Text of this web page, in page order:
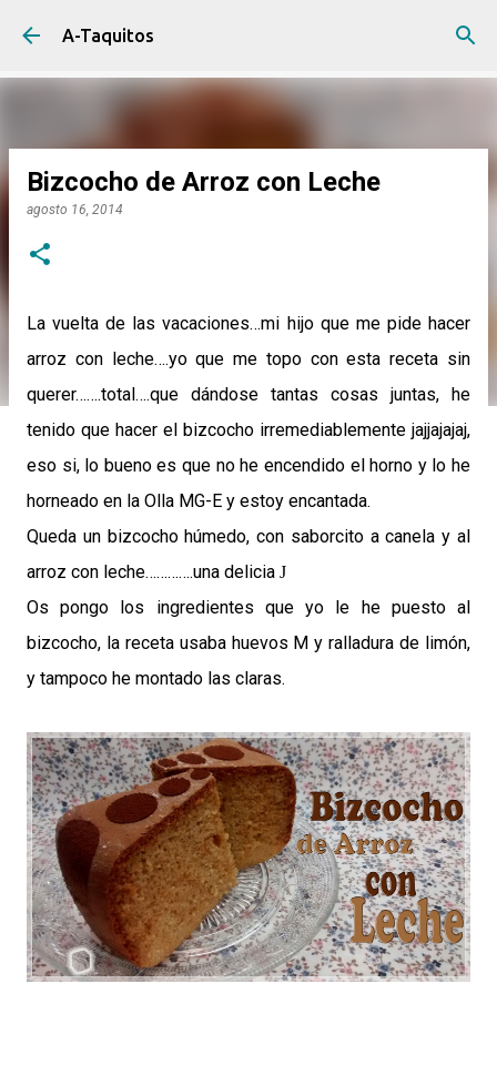
A-Taquitos
Bizcocho de Arroz con Leche
agosto 16, 2014
La vuelta de las vacaciones…mi hijo que me pide hacer
arroz con leche….yo que me topo con esta receta sin
querer…….total….que dándose tantas cosas juntas, he
tenido que hacer el bizcocho irremediablemente jajjajajaj,
eso si, lo bueno es que no he encendido el horno y lo he
horneado en la Olla MG-E y estoy encantada.
Queda un bizcocho húmedo, con saborcito a canela y al
arroz con leche………….una delicia J
Os pongo los ingredientes que yo le he puesto al
bizcocho, la receta usaba huevos M y ralladura de limón,
y tampoco he montado las claras.